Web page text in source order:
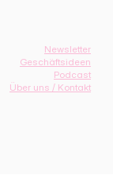
Newsletter
Geschäftsideen
Podcast
Über uns / Kontakt